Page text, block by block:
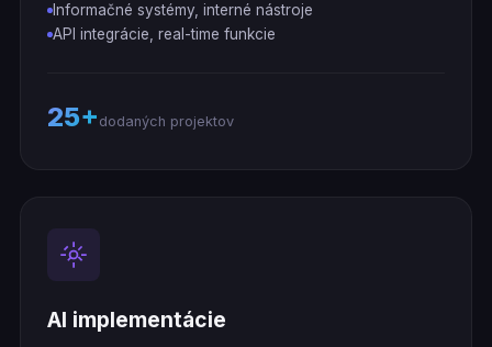
Informačné systémy, interné nástroje
API integrácie, real-time funkcie
25+ dodaných projektov
AI implementácie